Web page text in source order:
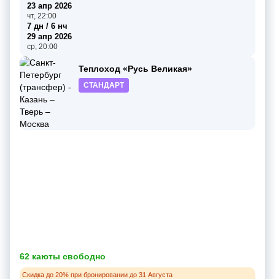
23 апр 2026
чт, 22:00
7 дн / 6 нч
29 апр 2026
ср, 20:00
Теплоход «Русь Великая»
СТАНДАРТ
62 каюты свободно
Скидка до 20% при бронировании до 31 Августа